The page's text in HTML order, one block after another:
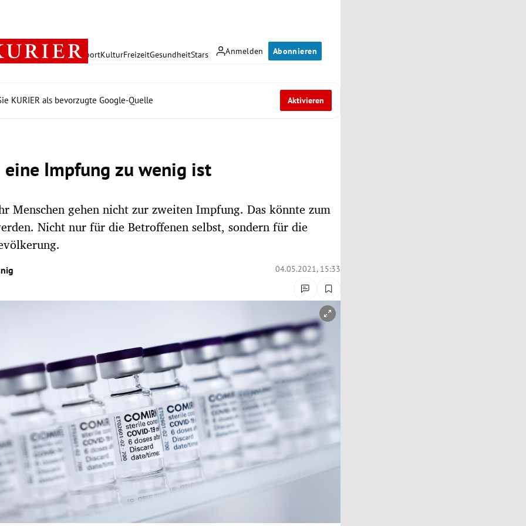
Anmelden Abonnieren
PolitikWirtschaft SportKulturFreizeitGesundheitStars
KURIER als bevorzugte Google-Quelle Aktivieren
eine Impfung zu wenig ist
Menschen gehen nicht zur zweiten Impfung. Das könnte zum
Nicht nur für die Betroffenen selbst, sondern für die
04.05.2021, 15:33
öffnen/schließen